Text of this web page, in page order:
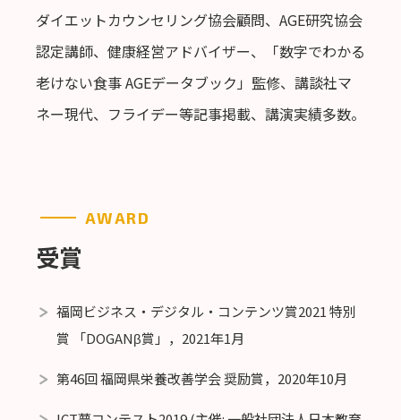
ダイエットカウンセリング協会顧問、AGE研究協会
認定講師、健康経営アドバイザー、「数字でわかる
老けない食事 AGEデータブック」監修、講談社マ
ネー現代、フライデー等記事掲載、講演実績多数。
AWARD
受賞
福岡ビジネス・デジタル・コンテンツ賞2021 特別
賞 「DOGANβ賞」，2021年1月
第46回 福岡県栄養改善学会 奨励賞，2020年10月